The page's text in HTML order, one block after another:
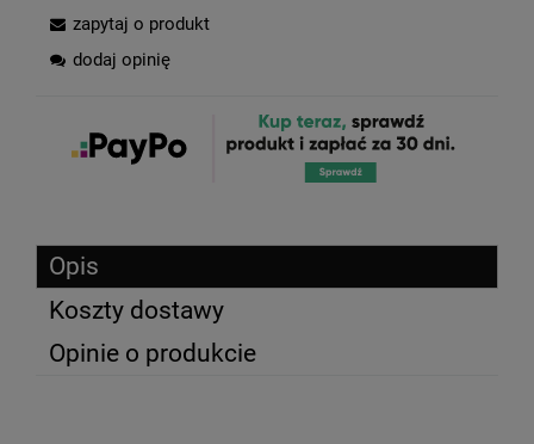
zapytaj o produkt
dodaj opinię
Opis
Koszty dostawy
Opinie o produkcie